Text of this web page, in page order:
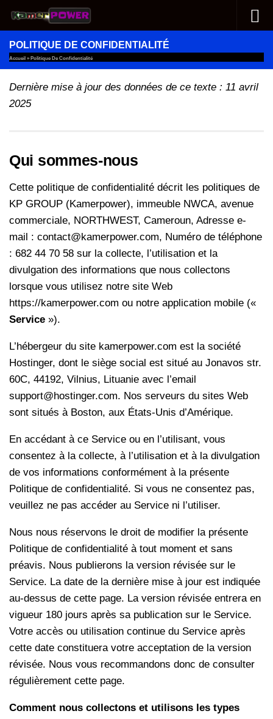
Au dessous du contenu
POLITIQUE DE CONFIDENTIALITÉ
Accueil » Politique De Confidentialité
Dernière mise à jour des données de ce texte : 11 avril
2025
Qui sommes-nous
Cette politique de confidentialité décrit les politiques de
KP GROUP (Kamerpower), immeuble NWCA, avenue
commerciale, NORTHWEST, Cameroun, Adresse e-
mail : contact@kamerpower.com, Numéro de téléphone
: 682 44 70 58 sur la collecte, l’utilisation et la
divulgation des informations que nous collectons
lorsque vous utilisez notre site Web
https://kamerpower.com ou notre application mobile («
Service »).
L’hébergeur du site kamerpower.com est la société
Hostinger, dont le siège social est situé au Jonavos str.
60C, 44192, Vilnius, Lituanie avec l’email
support@hostinger.com. Nos serveurs du sites Web
sont situés à Boston, aux États-Unis d’Amérique.
En accédant à ce Service ou en l’utilisant, vous
consentez à la collecte, à l’utilisation et à la divulgation
de vos informations conformément à la présente
Politique de confidentialité. Si vous ne consentez pas,
veuillez ne pas accéder au Service ni l’utiliser.
Nous nous réservons le droit de modifier la présente
Politique de confidentialité à tout moment et sans
préavis. Nous publierons la version révisée sur le
Service. La date de la dernière mise à jour est indiquée
au-dessus de cette page. La version révisée entrera en
vigueur 180 jours après sa publication sur le Service.
Votre accès ou utilisation continue du Service après
cette date constituera votre acceptation de la version
révisée. Nous vous recommandons donc de consulter
régulièrement cette page.
Comment nous collectons et utilisons les types